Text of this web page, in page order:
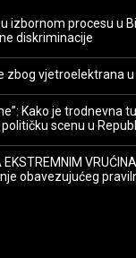
izbornom procesu u
diskriminacije
zbog vjetroelektrana u
Kako je trodnevna
scenu u
obavezujućeg